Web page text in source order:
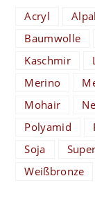
Acryl
Baumwolle
Kaschmir
Merino
Mohair
Polyamid
Soja
Weißbronze